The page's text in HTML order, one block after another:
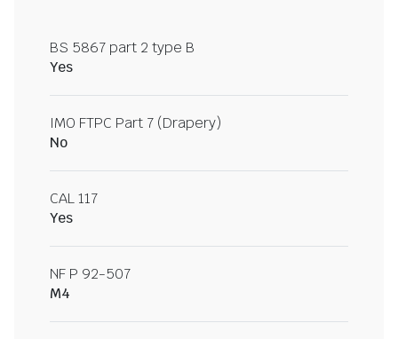
BS 5867 part 2 type B
Yes
IMO FTPC Part 7 (Drapery)
No
CAL 117
Yes
NF P 92-507
M4